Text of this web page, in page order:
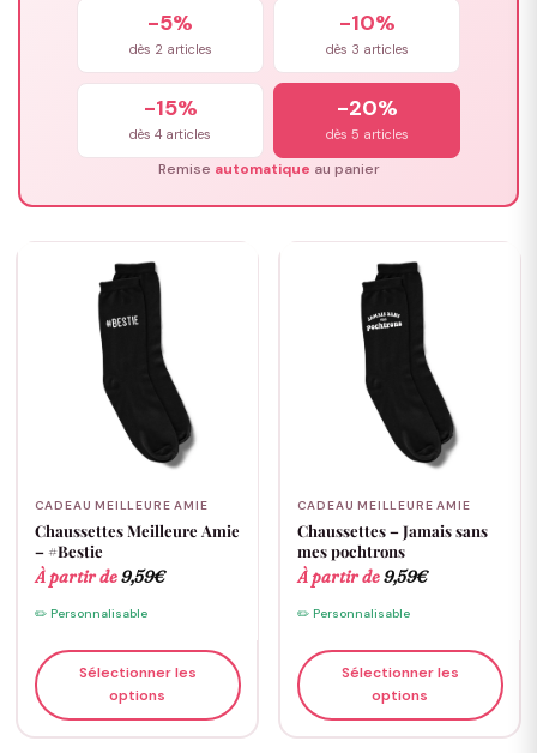
-5%
dès 2 articles
-10%
dès 3 articles
-15%
dès 4 articles
-20%
dès 5 articles
Remise automatique au panier
CADEAU MEILLEURE AMIE
Chaussettes Meilleure Amie
– #Bestie
À partir de9,59€
✏️ Personnalisable
Sélectionner les
options
CADEAU MEILLEURE AMIE
Chaussettes – Jamais sans
mes pochtrons
À partir de9,59€
✏️ Personnalisable
Sélectionner les
options